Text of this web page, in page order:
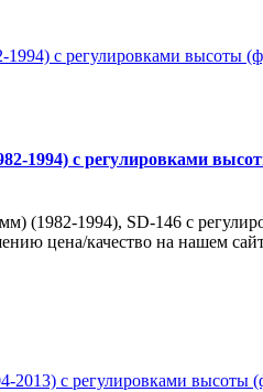
1994) с регулировками
1994), SD-146 с
цена/качество на нашем